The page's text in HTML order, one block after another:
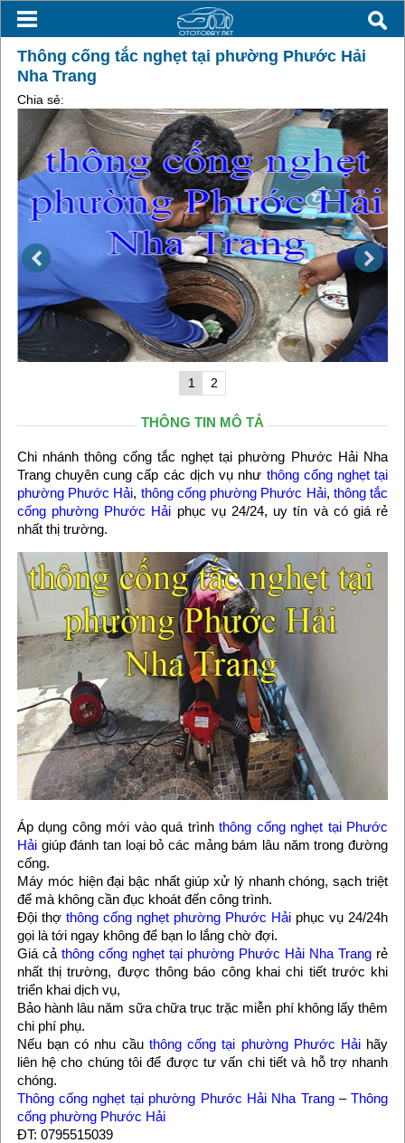
Thông cống tắc nghẹt tại phường Phước Hải
Nha Trang
Chia sẻ:
1 2
THÔNG TIN MÔ TẢ
Chi nhánh thông cống tắc nghẹt tại phường Phước Hải Nha
Trang chuyên cung cấp các dịch vụ như thông cống nghẹt tại
phường Phước Hải, thông cống phường Phước Hải, thông tắc
cống phường Phước Hải phục vụ 24/24, uy tín và có giá rẻ
nhất thị trường.
Áp dụng công mới vào quá trìnhthông cống nghẹt tại Phước
Hảigiúp đánh tan loại bỏ các mảng bám lâu năm trong đường
cống.
Máy móc hiện đại bậc nhất giúp xử lý nhanh chóng, sạch triệt
để mà không cần đục khoát đến công trình.
Đội thợ thông cống nghẹt phường Phước Hải phục vụ 24/24h
gọi là tới ngay không để bạn lo lắng chờ đợi.
Giá cả thông cống nghẹt tại phường Phước Hải Nha Trang rẻ
nhất thị trường, được thông báo công khai chi tiết trước khi
triển khai dịch vụ,
Bảo hành lâu năm sữa chữa trục trặc miễn phí không lấy thêm
chi phí phụ.
Nếu bạn có nhu cầu thông cống tại phường Phước Hảihãy
liên hệ cho chúng tôi để được tư vấn chi tiết và hỗ trợ nhanh
chóng.
Thông cống nghẹt tại phường Phước Hải Nha Trang–Thông
cống phường Phước Hải
ĐT: 0795515039